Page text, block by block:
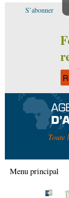
S’abonner
Toute
Menu principal